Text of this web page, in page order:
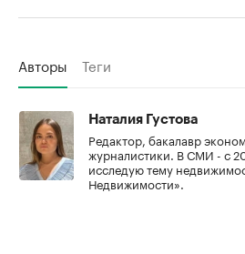
Авторы Теги
Наталия Густова
Редактор, бакалавр
журналистики. В СМИ - с
исследую тему
Недвижимости».